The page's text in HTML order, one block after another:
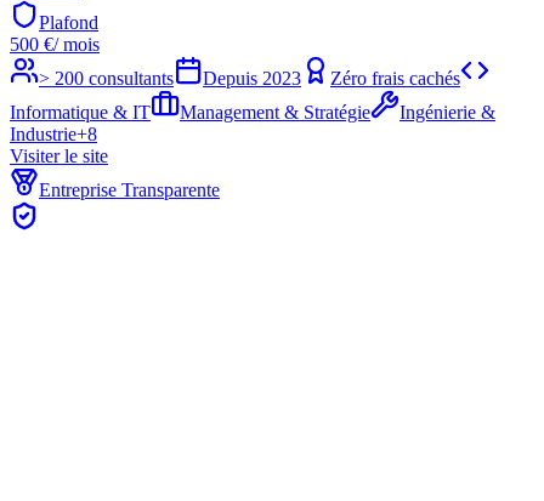
Plafond
500 €/ mois
> 200 consultants
Depuis 2023
Zéro frais cachés
Informatique & IT
Management & Stratégie
Ingénierie &
Industrie+8
Visiter le site
Entreprise Transparente